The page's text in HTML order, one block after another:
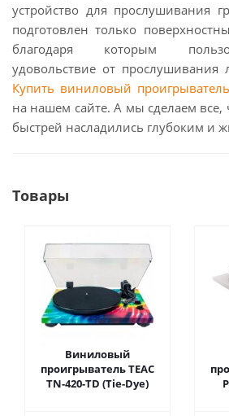
устройство для прослушивания
подготовлен только
благодаря которым
удовольствие от
Купить виниловый проигрыватель
на нашем сайте. А мы сделаем
быстрей насладились глубоким и
Товары
Виниловый
проигрыватель TEAC
TN-420-TD (Tie-Dye)